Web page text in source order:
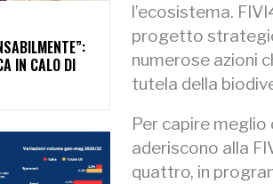
IN CALO DI
l’ecosistema.
progetto
numerose azioni
tutela della
Per capire meglio
aderiscono alla
quattro, in